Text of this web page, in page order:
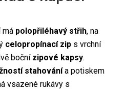
má polopřiléhavý střih, na
celopropínací zip s vrchní
boční zipové kapsy.
stahovánía potiskem
vsazené rukávy s